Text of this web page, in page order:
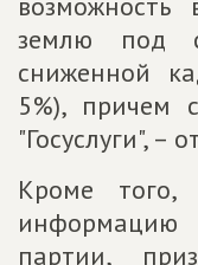
землю под
сниженной
5%), причем
"Госуслуги", –
Кроме
информацию
партии,